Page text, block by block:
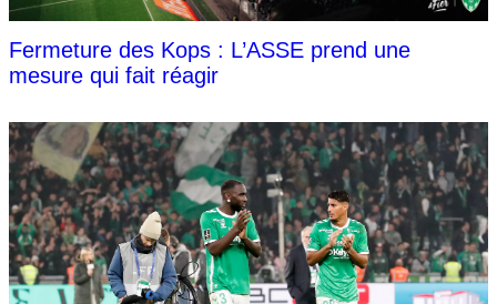
Fermeture des Kops : L’ASSE prend une
mesure qui fait réagir